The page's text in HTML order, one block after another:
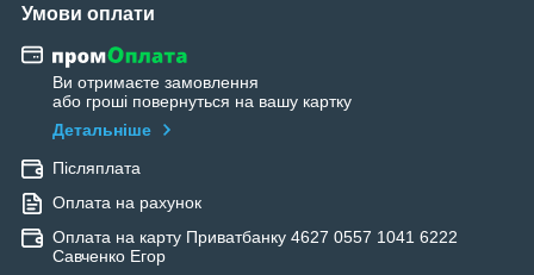
Умови оплати
Ви отримаєте замовлення
або гроші повернуться на вашу картку
Детальніше
Післяплата
Оплата на рахунок
Оплата на карту Приватбанку 4627 0557 1041 6222
Савченко Егор